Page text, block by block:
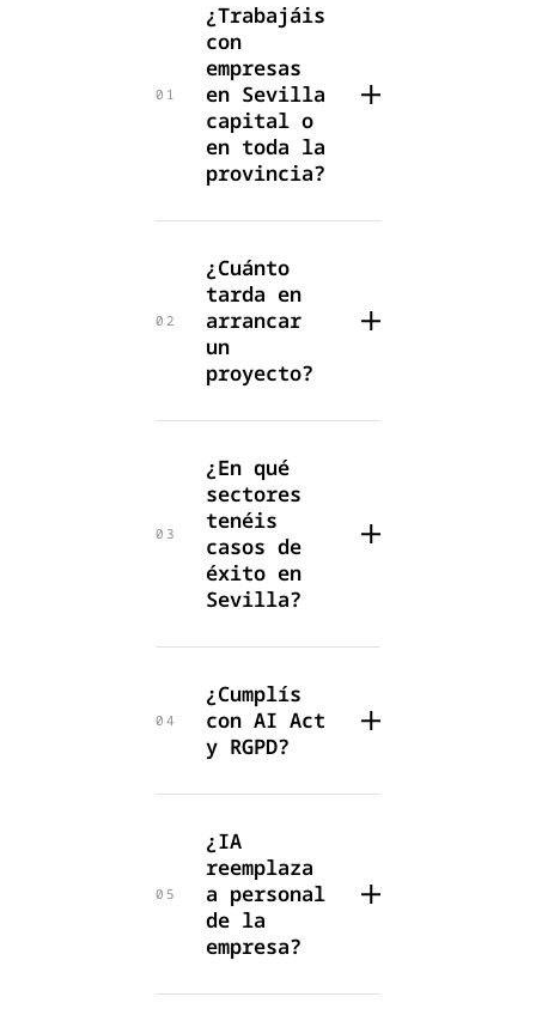
01
¿Trabajáis
con
empresas
en Sevilla
capital o
en toda la
provincia?
02
¿Cuánto
tarda en
arrancar
un
proyecto?
03
¿En qué
sectores
tenéis
casos de
éxito en
Sevilla?
04
¿Cumplís
con AI Act
y RGPD?
05
¿IA
reemplaza
a personal
de la
empresa?